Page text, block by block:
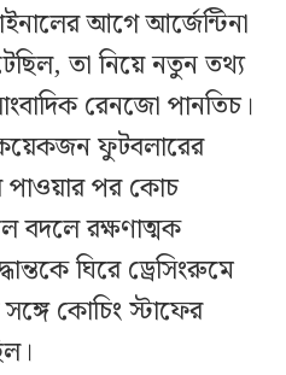
আগে আর্জেন্টিনা
তা নিয়ে নতুন তথ্য
রেনজো পানতিচ।
ফুটবলারের
পাওয়ার পর কোচ
বদলে রক্ষণাত্মক
ঘিরে ড্রেসিংরুমে
কোচিং স্টাফের